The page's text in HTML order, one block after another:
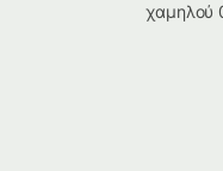
χαμηλού